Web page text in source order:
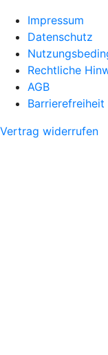
Impressum
Datenschutz
Rechtliche
AGB
Barrierefreiheit
Vertrag widerrufen